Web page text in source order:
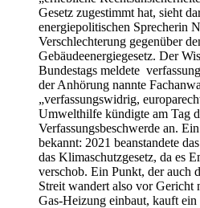
Gesetz zugestimmt hat, sieht
energiepolitischen Sprecherin
Verschlechterung gegenüber
Gebäudeenergiegesetz. Der
Bundestags meldete
der Anhörung nannte
„verfassungswidrig,
Umwelthilfe kündigte am Tag
Verfassungsbeschwerde an.
bekannt: 2021 beanstandete
das Klimaschutzgesetz, da es
verschob. Ein Punkt, der auch
Streit wandert also vor Gericht
Gas-Heizung einbaut, kauft ein